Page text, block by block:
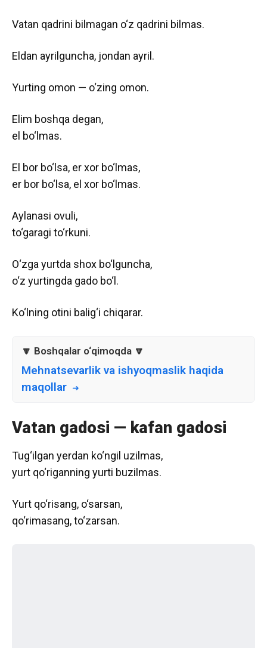
Vatan qadrini bilmagan o‘z qadrini bilmas.
Eldan ayrilguncha, jondan ayril.
Yurting omon — o‘zing omon.
Elim boshqa degan,
el bo‘lmas.
El bor bo‘lsa, er xor bo‘lmas,
er bor bo‘lsa, el xor bo‘lmas.
Aylanasi ovuli,
to‘garagi to‘rkuni.
O‘zga yurtda shox bo‘lguncha,
o‘z yurtingda gado bo‘l.
Ko‘lning otini balig‘i chiqarar.
Mehnatsevarlik va ishyoqmaslik haqida
maqollar
Vatan gadosi — kafan gadosi
Tug‘ilgan yerdan ko‘ngil uzilmas,
yurt qo‘riganning yurti buzilmas.
Yurt qo‘risang, o‘sarsan,
qo‘rimasang, to‘zarsan.